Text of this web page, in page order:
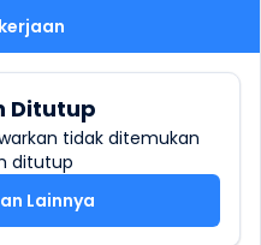
Ditutup
tidak ditemukan
ditutup
Lainnya